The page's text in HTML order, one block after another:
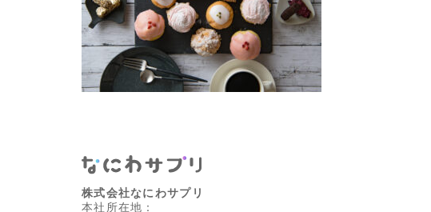
株式会社なにわサプリ
本社所在地：